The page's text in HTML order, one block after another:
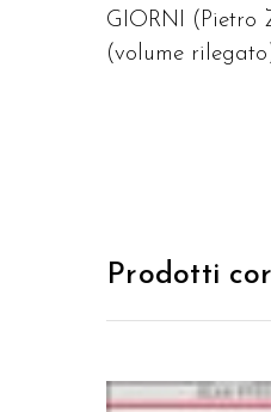
GIORNI (Pietro
(volume
Prodotti